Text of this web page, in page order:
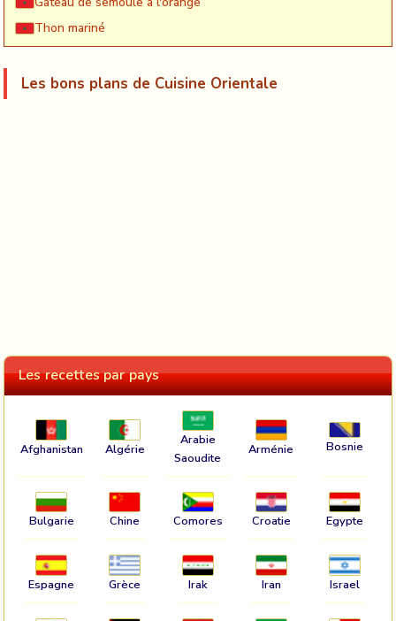
Thon mariné
Les bons plans de Cuisine Orientale
Les recettes par pays
Afghanistan Algérie
Arabie
Saoudite
Arménie Bosnie
Bulgarie Chine Comores Croatie Egypte
Espagne Grèce Irak Iran Israel